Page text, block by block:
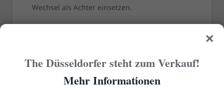
Wechsel als Achter einsetzen.
×
The Düsseldorfer steht zum Verkauf!
Mehr Informationen